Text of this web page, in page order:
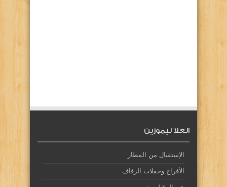
العلا ليموزين
الإستقبال من المطار
الأفراح وحفلات الزفاف